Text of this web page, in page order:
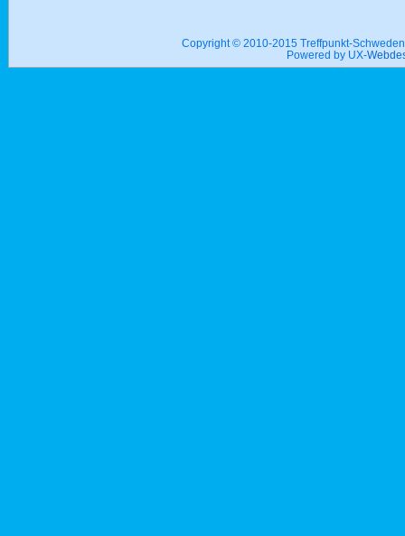
Copyright © 2010-2015 Treffpunkt-
Powered by UX-